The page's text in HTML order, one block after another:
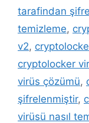
tarafindan
temizleme,
v2,
cryptolocker
virüs çözümü,
şifrelenmiştir,
virüsü nasıl